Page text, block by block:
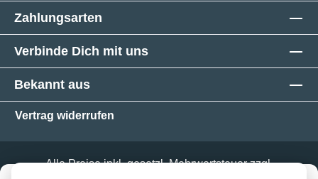
Zahlungsarten
Verbinde Dich mit uns
Bekannt aus
Vertrag widerrufen
Alle Preise inkl. gesetzl. Mehrwertsteuer zzgl.